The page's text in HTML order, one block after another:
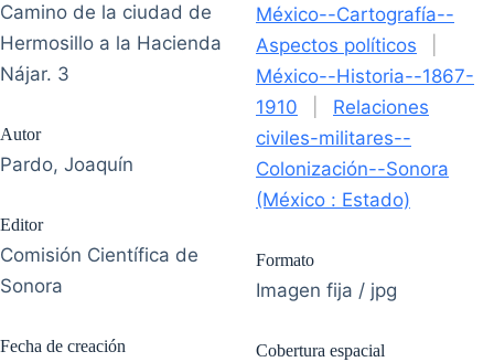
Camino de la ciudad de
Hermosillo a la Hacienda
Nájar. 3
Autor
Pardo, Joaquín
Editor
Comisión Científica de
Sonora
Fecha de creación
México--Cartografía--
Aspectos políticos
México--Historia--1867-
1910
Relaciones
civiles-militares--
Colonización--Sonora
(México : Estado)
Formato
Imagen fija / jpg
Cobertura espacial